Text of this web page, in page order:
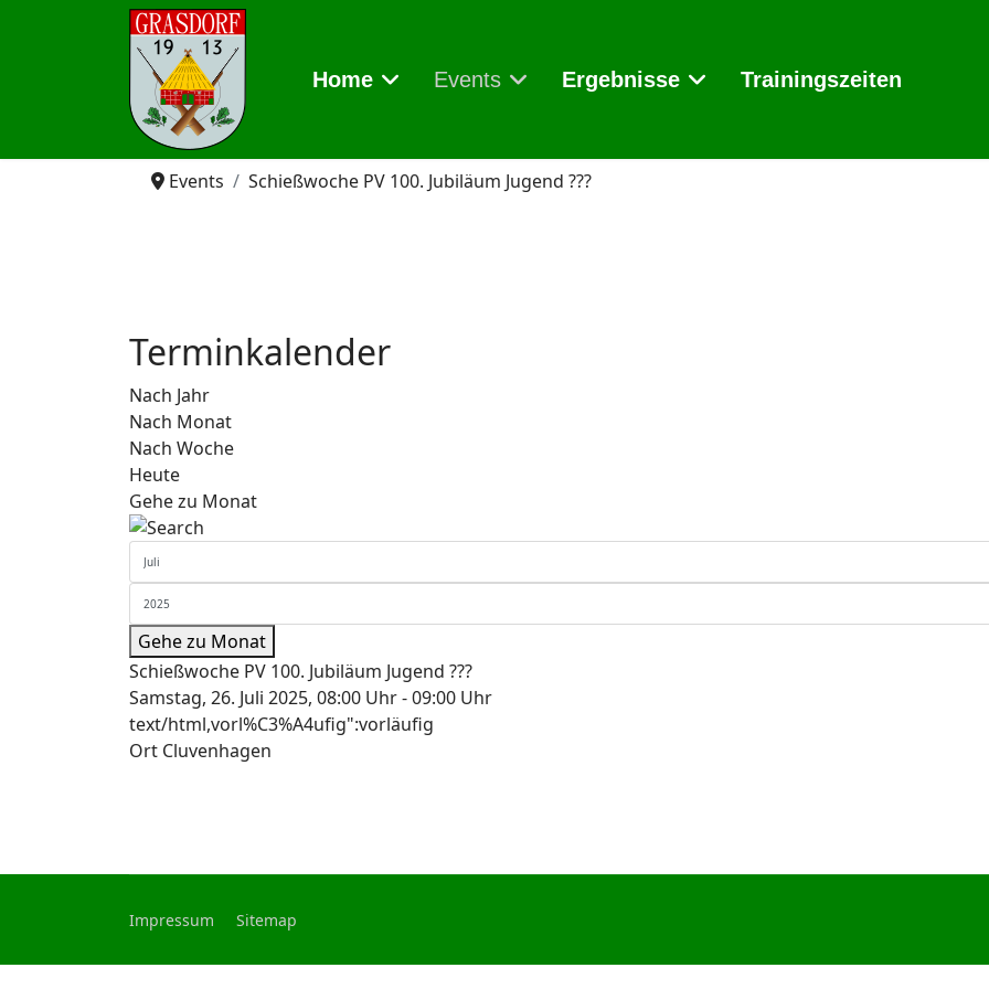
Home Events Ergebnisse Trainingszeiten
Events Schießwoche PV 100. Jubiläum Jugend ???
Terminkalender
Nach Jahr
Nach Monat
Nach Woche
Heute
Gehe zu Monat
Gehe zu Monat
Schießwoche PV 100. Jubiläum Jugend ???
Samstag, 26. Juli 2025, 08:00 Uhr - 09:00 Uhr
text/html,vorl%C3%A4ufig":vorläufig
Ort Cluvenhagen
Impressum Sitemap